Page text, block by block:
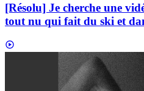
[Résolu] Je cherche une
tout nu qui fait du ski et